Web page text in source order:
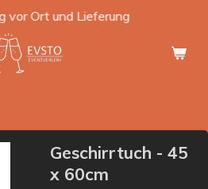
vor Ort und Lieferung
Geschirrtuch - 45
x 60cm